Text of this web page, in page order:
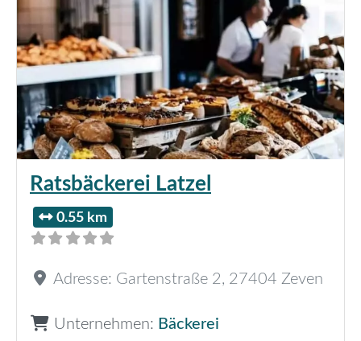
Ratsbäckerei Latzel
0.55 km
Adresse: Gartenstraße 2, 27404 Zeven
Unternehmen: Bäckerei